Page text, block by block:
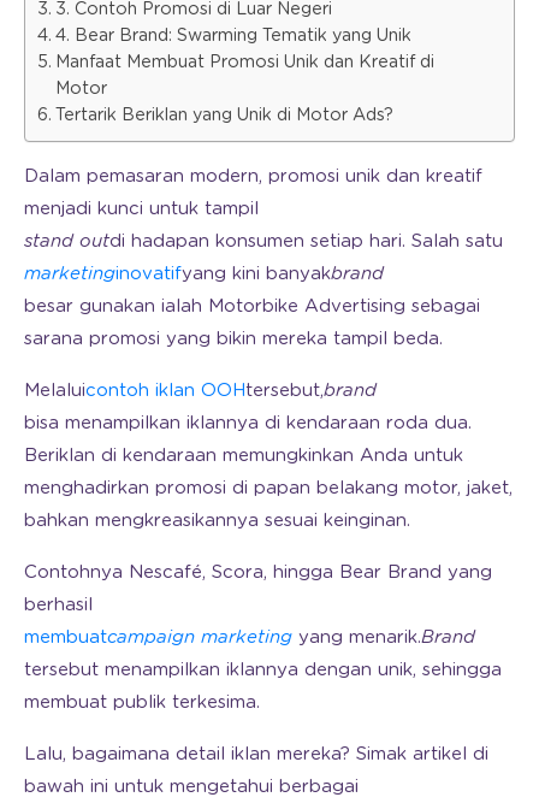
3. Contoh Promosi di Luar Negeri
4. Bear Brand: Swarming Tematik yang Unik
Manfaat Membuat Promosi Unik dan Kreatif di
Motor
Tertarik Beriklan yang Unik di Motor Ads?
Dalam pemasaran modern, promosi unik dan kreatif
menjadi kunci untuk tampil
stand outdi hadapan konsumen setiap hari. Salah satu
marketinginovatifyang kini banyakbrand
besar gunakan ialah Motorbike Advertising sebagai
sarana promosi yang bikin mereka tampil beda.
Melaluicontoh iklan OOHtersebut,brand
bisa menampilkan iklannya di kendaraan roda dua.
Beriklan di kendaraan memungkinkan Anda untuk
menghadirkan promosi di papan belakang motor, jaket,
bahkan mengkreasikannya sesuai keinginan.
Contohnya Nescafé, Scora, hingga Bear Brand yang
berhasil
membuatcampaign marketing yang menarik.Brand
tersebut menampilkan iklannya dengan unik, sehingga
membuat publik terkesima.
Lalu, bagaimana detail iklan mereka? Simak artikel di
bawah ini untuk mengetahui berbagai